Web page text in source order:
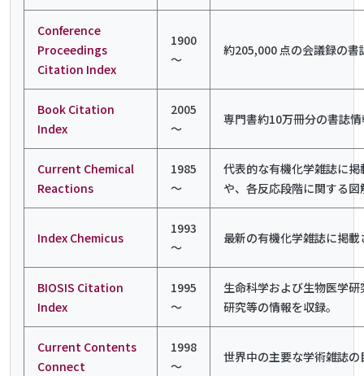
Conference
Proceedings
Citation Index
1900
～
約205,000 点の会議録の
Book Citation
Index
2005
～
専門書約10万冊分の書誌
Current Chemical
Reactions
1985
～
代表的な有機化学雑誌に
や、各反応段階に関する
Index Chemicus
1993
～
最新の有機化学雑誌に掲
BIOSIS Citation
Index
1995
～
生命科学および生物医学
研究等の情報を収録。
Current Contents
Connect
1998
～
世界中の主要な学術雑誌